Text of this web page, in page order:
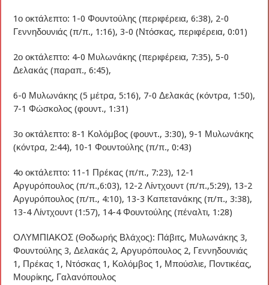
1ο οκτάλεπτο: 1-0 Φουντούλης (περιφέρεια, 6:38), 2-0
Γεννηδουνιάς (π/π., 1:16), 3-0 (Ντόσκας, περιφέρεια, 0:01)
2ο οκτάλεπτο: 4-0 Μυλωνάκης (περιφέρεια, 7:35), 5-0
Δελακάς (παραπ., 6:45),
6-0 Μυλωνάκης (5 μέτρα, 5:16), 7-0 Δελακάς (κόντρα, 1:50),
7-1 Φώσκολος (φουντ., 1:31)
3ο οκτάλεπτο: 8-1 Κολόμβος (φουντ., 3:30), 9-1 Μυλωνάκης
(κόντρα, 2:44), 10-1 Φουντούλης (π/π., 0:43)
4ο οκτάλεπτο: 11-1 Πρέκας (π/π., 7:23), 12-1
Αργυρόπουλος (π/π.,6:03), 12-2 Λίντχουντ (π/π.,5:29), 13-2
Αργυρόπουλος (π/π., 4:10), 13-3 Καπετανάκης (π/π., 3:38),
13-4 Λίντχουντ (1:57), 14-4 Φουντούλης (πέναλτι, 1:28)
ΟΛΥΜΠΙΑΚΟΣ (Θοδωρής Βλάχος): Πάβιτς, Μυλωνάκης 3,
Φουντούλης 3, Δελακάς 2, Αργυρόπουλος 2, Γεννηδουνιάς
1, Πρέκας 1, Ντόσκας 1, Κολόμβος 1, Μπούσλιε, Ποντικέας,
Μουρίκης, Γαλανόπουλος